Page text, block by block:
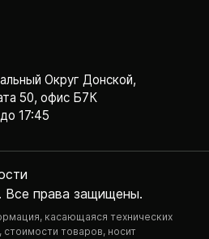
Округ Донской,
50, офис Б7К
17:45
права защищены.
касающаяся технических
стоимости товаров, носит